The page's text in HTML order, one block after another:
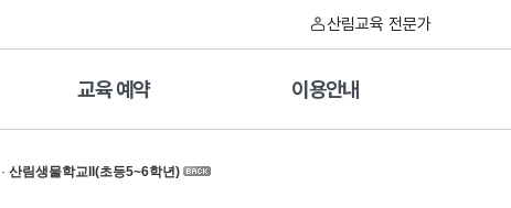
산림교육 전문가
교육 예약 이용안내
· 산림생물학교II(초등5~6학년)